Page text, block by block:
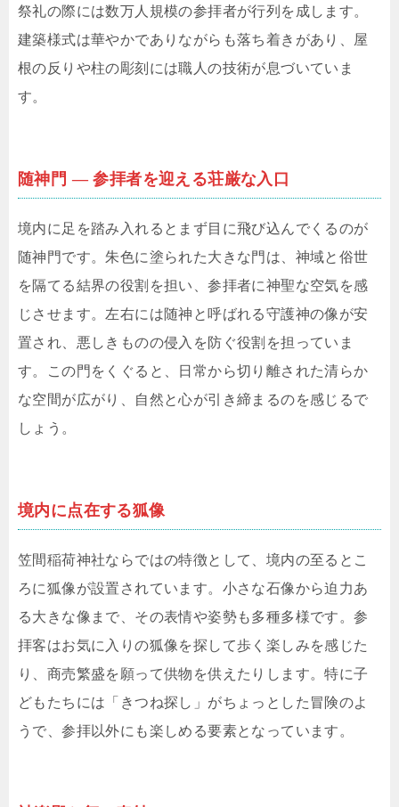
祭礼の際には数万人規模の参拝者が行列を成します。
建築様式は華やかでありながらも落ち着きがあり、屋
根の反りや柱の彫刻には職人の技術が息づいていま
す。
随神門 ― 参拝者を迎える荘厳な入口
境内に足を踏み入れるとまず目に飛び込んでくるのが
随神門です。朱色に塗られた大きな門は、神域と俗世
を隔てる結界の役割を担い、参拝者に神聖な空気を感
じさせます。左右には随神と呼ばれる守護神の像が安
置され、悪しきものの侵入を防ぐ役割を担っていま
す。この門をくぐると、日常から切り離された清らか
な空間が広がり、自然と心が引き締まるのを感じるで
しょう。
境内に点在する狐像
笠間稲荷神社ならではの特徴として、境内の至るとこ
ろに狐像が設置されています。小さな石像から迫力あ
る大きな像まで、その表情や姿勢も多種多様です。参
拝客はお気に入りの狐像を探して歩く楽しみを感じた
り、商売繁盛を願って供物を供えたりします。特に子
どもたちには「きつね探し」がちょっとした冒険のよ
うで、参拝以外にも楽しめる要素となっています。